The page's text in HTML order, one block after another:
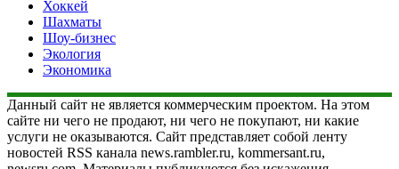
Хоккей
Шахматы
Шоу-бизнес
Экология
Экономика
Данный сайт не является коммерческим проектом. На этом
сайте ни чего не продают, ни чего не покупают, ни какие
услуги не оказываются. Сайт представляет собой ленту
новостей RSS канала news.rambler.ru, kommersant.ru,